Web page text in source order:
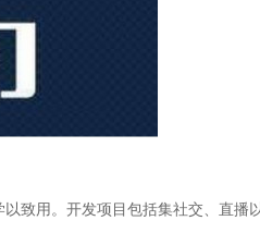
致用。开发项目包括集社交、直播